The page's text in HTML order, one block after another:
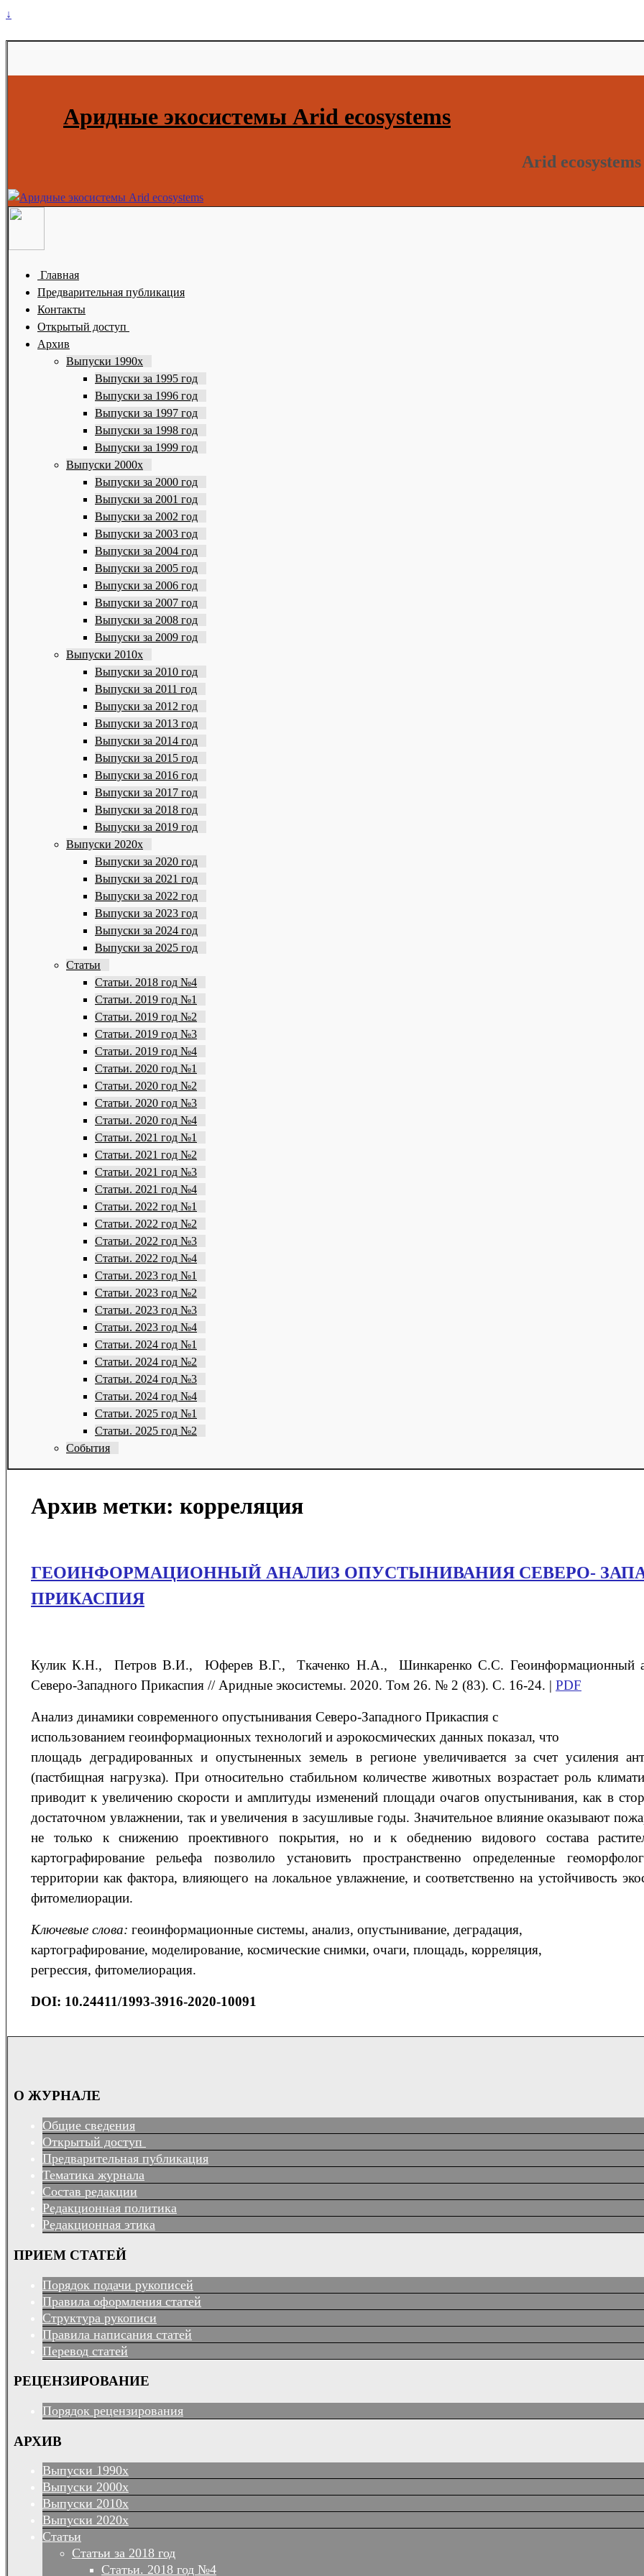
↓
Аридные экосистемы Arid ecosystems
Arid ecosystems
Главная
Предварительная публикация
Контакты
Открытый доступ
Архив
Выпуски 1990х
Выпуски за 1995 год
Выпуски за 1996 год
Выпуски за 1997 год
Выпуски за 1998 год
Выпуски за 1999 год
Выпуски 2000х
Выпуски за 2000 год
Выпуски за 2001 год
Выпуски за 2002 год
Выпуски за 2003 год
Выпуски за 2004 год
Выпуски за 2005 год
Выпуски за 2006 год
Выпуски за 2007 год
Выпуски за 2008 год
Выпуски за 2009 год
Выпуски 2010х
Выпуски за 2010 год
Выпуски за 2011 год
Выпуски за 2012 год
Выпуски за 2013 год
Выпуски за 2014 год
Выпуски за 2015 год
Выпуски за 2016 год
Выпуски за 2017 год
Выпуски за 2018 год
Выпуски за 2019 год
Выпуски 2020х
Выпуски за 2020 год
Выпуски за 2021 год
Выпуски за 2022 год
Выпуски за 2023 год
Выпуски за 2024 год
Выпуски за 2025 год
Статьи
Статьи. 2018 год №4
Статьи. 2019 год №1
Статьи. 2019 год №2
Статьи. 2019 год №3
Статьи. 2019 год №4
Статьи. 2020 год №1
Статьи. 2020 год №2
Статьи. 2020 год №3
Статьи. 2020 год №4
Статьи. 2021 год №1
Статьи. 2021 год №2
Статьи. 2021 год №3
Статьи. 2021 год №4
Статьи. 2022 год №1
Статьи. 2022 год №2
Статьи. 2022 год №3
Статьи. 2022 год №4
Статьи. 2023 год №1
Статьи. 2023 год №2
Статьи. 2023 год №3
Статьи. 2023 год №4
Статьи. 2024 год №1
Статьи. 2024 год №2
Статьи. 2024 год №3
Статьи. 2024 год №4
Статьи. 2025 год №1
Статьи. 2025 год №2
События
Архив метки: корреляция
ГЕОИНФОРМАЦИОННЫЙ АНАЛИЗ ОПУСТЫНИВАНИЯ СЕВЕРО-
ПРИКАСПИЯ
Кулик К.Н., Петров В.И., Юферев В.Г., Ткаченко Н.А., Шинкаренко С.С. Геоинформационный
Северо-Западного Прикаспия // Аридные экосистемы. 2020. Том 26. № 2 (83). С. 16-24. | PDF
Анализ динамики современного опустынивания Северо-Западного Прикаспия с
использованием геоинформационных технологий и аэрокосмических данных показал, что
площадь деградированных и опустыненных земель в регионе увеличивается за счет усиления
(пастбищная нагрузка). При относительно стабильном количестве животных возрастает роль
приводит к увеличению скорости и амплитуды изменений площади очагов опустынивания, как в
достаточном увлажнении, так и увеличения в засушливые годы. Значительное влияниеоказывают
не только к снижению проективного покрытия, но и кобеднению видового состава
картографирование рельефа позволило установить пространственно определенные
территории как фактора, влияющего на локальное увлажнение, и соответственно на устойчивость
фитомелиорации.
Ключевые слова: геоинформационные системы, анализ, опустынивание, деградация,
картографирование, моделирование, космические снимки, очаги, площадь, корреляция,
регрессия, фитомелиорация.
DOI: 10.24411/1993-3916-2020-10091
О ЖУРНАЛЕ
Общие сведения
Открытый доступ
Предварительная публикация
Тематика журнала
Состав редакции
Редакционная политика
Редакционная этика
ПРИЕМ СТАТЕЙ
Порядок подачи рукописей
Правила оформления статей
Структура рукописи
Правила написания статей
Перевод статей
РЕЦЕНЗИРОВАНИЕ
Порядок рецензирования
АРХИВ
Выпуски 1990х
Выпуски 2000х
Выпуски 2010х
Выпуски 2020х
Статьи
Статьи за 2018 год
Статьи. 2018 год №4